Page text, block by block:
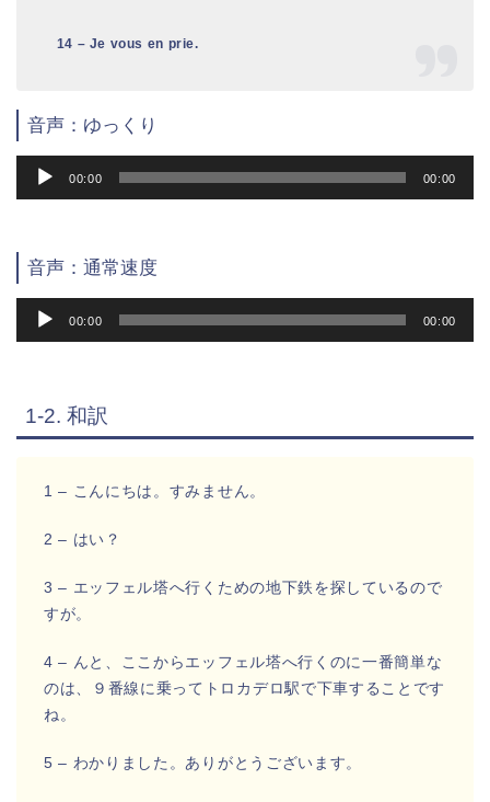
14 – Je vous en prie.
音声：ゆっくり
ー
ヤ
00:00 00:00
音声：通常速度
ー
ヤ
00:00 00:00
1-2. 和訳
1 – こんにちは。すみません。
2 – はい？
3 – エッフェル塔へ行くための地下鉄を探しているので
すが。
4 – んと、ここからエッフェル塔へ行くのに一番簡単な
のは、９番線に乗ってトロカデロ駅で下車することです
ね。
5 – わかりました。ありがとうございます。